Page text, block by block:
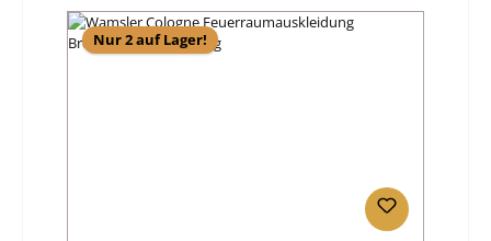
Nur 2 auf Lager!